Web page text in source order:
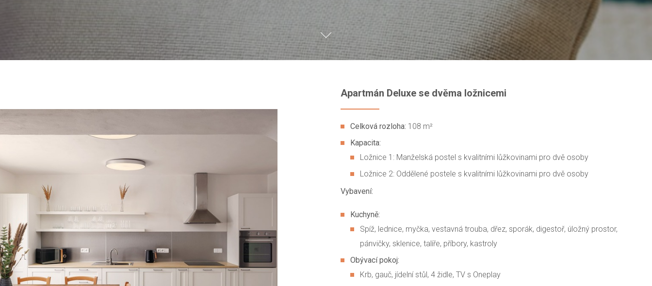
Apartmán Deluxe se dvěma ložnicemi
Celková rozloha: 108 m²
Kapacita:
Ložnice 1: Manželská postel s kvalitními lůžkovinami pro dvě osoby
Ložnice 2: Oddělené postele s kvalitními lůžkovinami pro dvě osoby
Vybavení:
Kuchyně:
Spíž, lednice, myčka, vestavná trouba, dřez, sporák, digestoř, úložný prostor,
pánvičky, sklenice, talíře, příbory, kastroly
Obývací pokoj:
Krb, gauč, jídelní stůl, 4 židle, TV s Oneplay